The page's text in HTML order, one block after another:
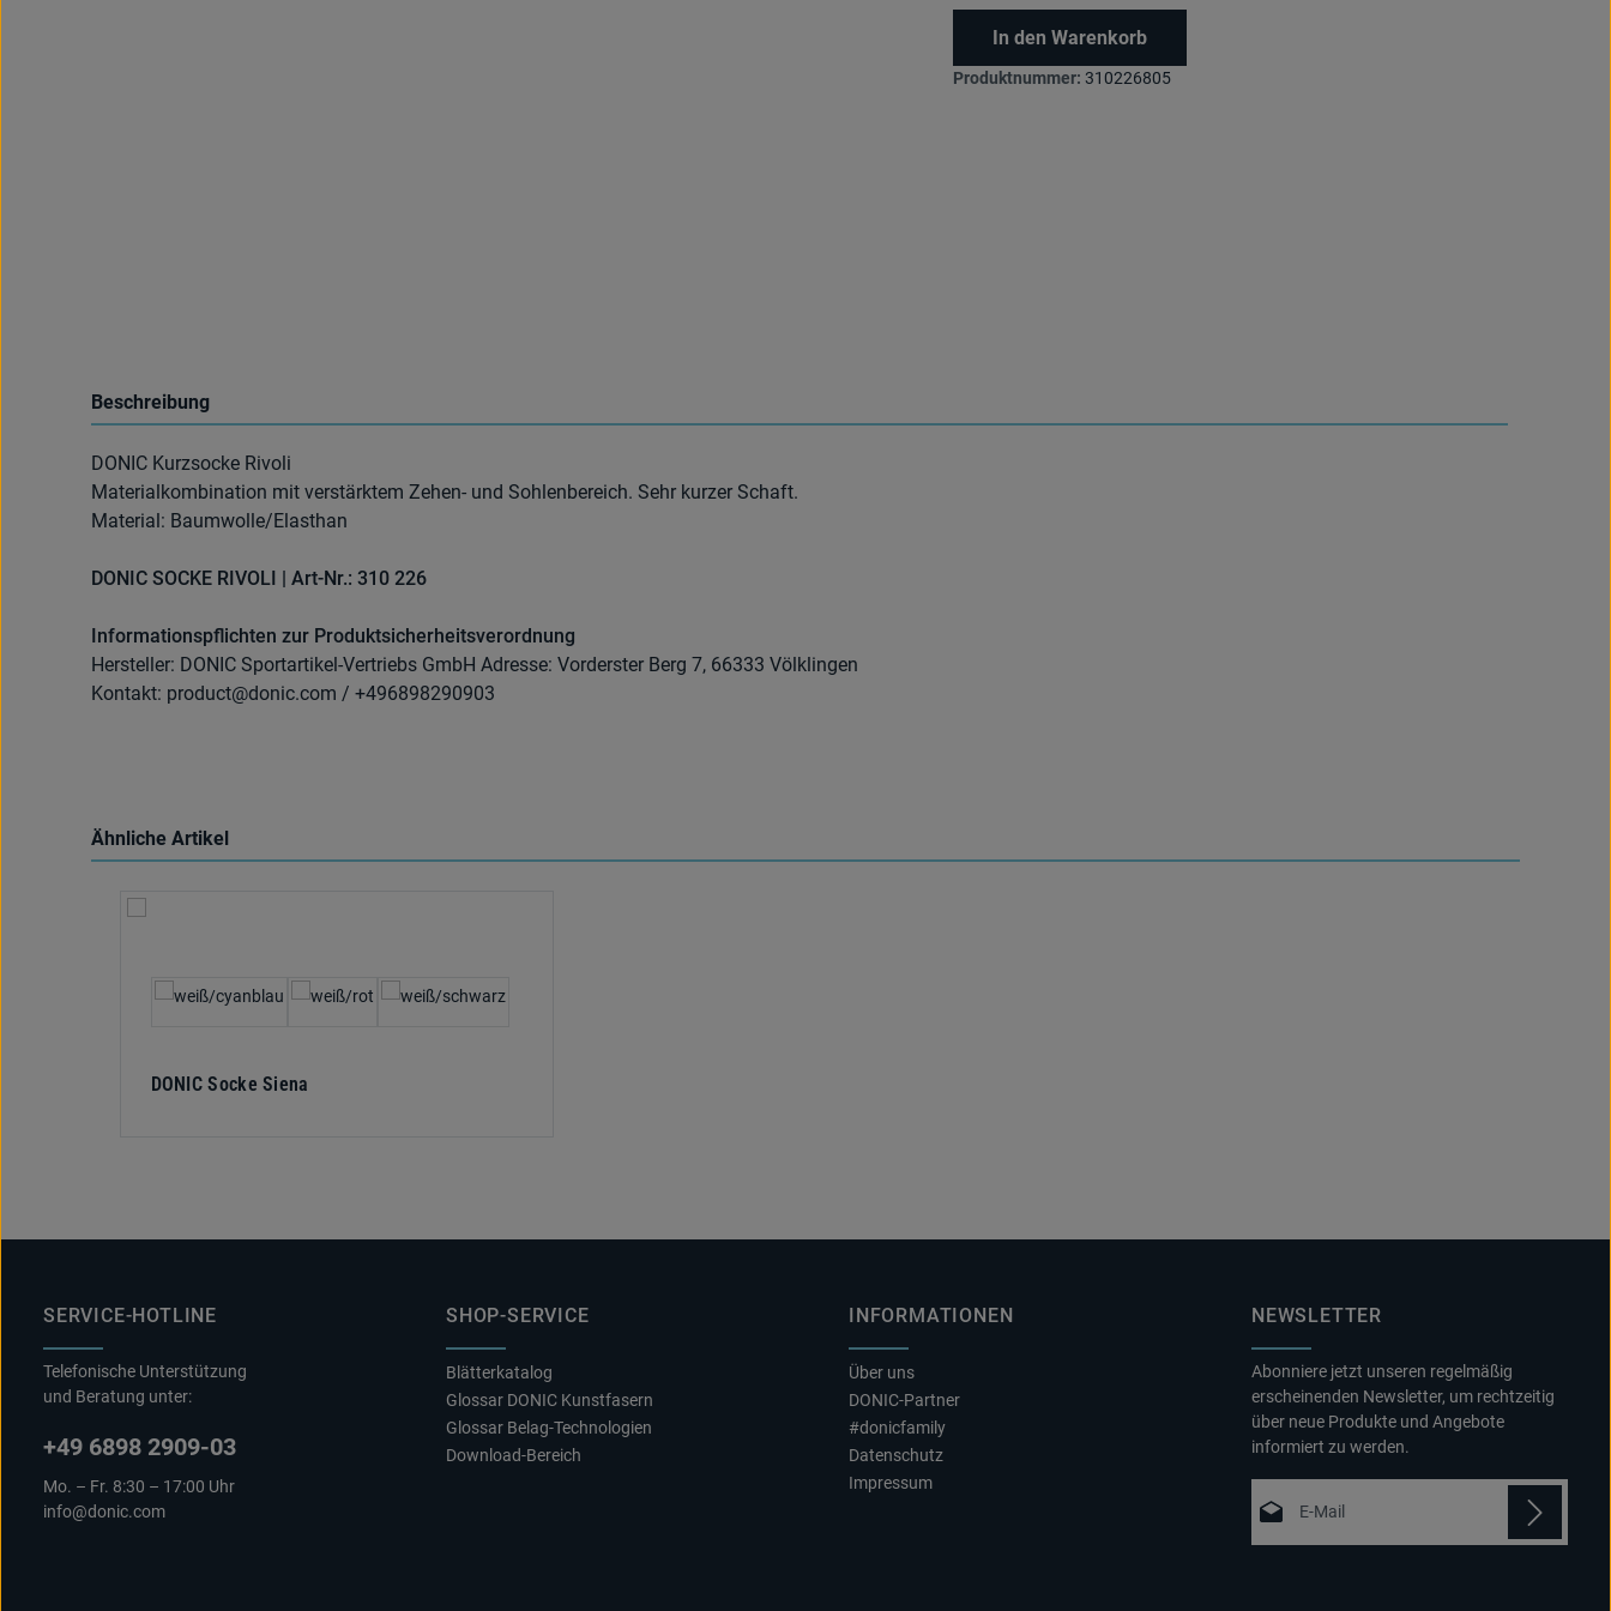
In den Warenkorb
Produktnummer: 310226805
Beschreibung
DONIC Kurzsocke Rivoli
Materialkombination mit verstärktem Zehen- und Sohlenbereich. Sehr kurzer Schaft.
Material: Baumwolle/Elasthan
DONIC SOCKE RIVOLI | Art-Nr.: 310 226
Informationspflichten zur Produktsicherheitsverordnung
Hersteller: DONIC Sportartikel-Vertriebs GmbH Adresse: Vorderster Berg 7, 66333 Völklingen
Kontakt: product@donic.com / +496898290903
Ähnliche Artikel
Produktgalerie überspringen
DONIC Socke Siena
SERVICE-HOTLINE
Telefonische Unterstützung
und Beratung unter:
+49 6898 2909-03
Mo. – Fr. 8:30 – 17:00 Uhr
info@donic.com
SHOP-SERVICE
Blätterkatalog
Glossar DONIC Kunstfasern
Glossar Belag-Technologien
Download-Bereich
INFORMATIONEN
Über uns
DONIC-Partner
#donicfamily
Datenschutz
Impressum
NEWSLETTER
Abonniere jetzt unseren regelmäßig
erscheinenden Newsletter, um rechtzeitig
über neue Produkte und Angebote
informiert zu werden.